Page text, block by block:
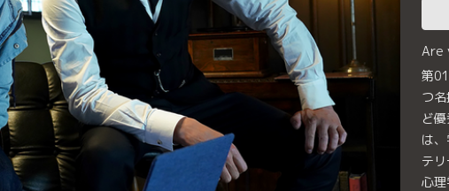
Are
第
つ
ど
は
テ
心